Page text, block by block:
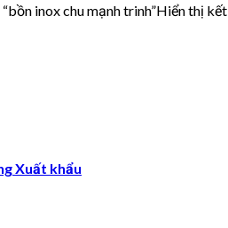
inox chu mạnh trinh”Hiển thị
Xuất khẩu